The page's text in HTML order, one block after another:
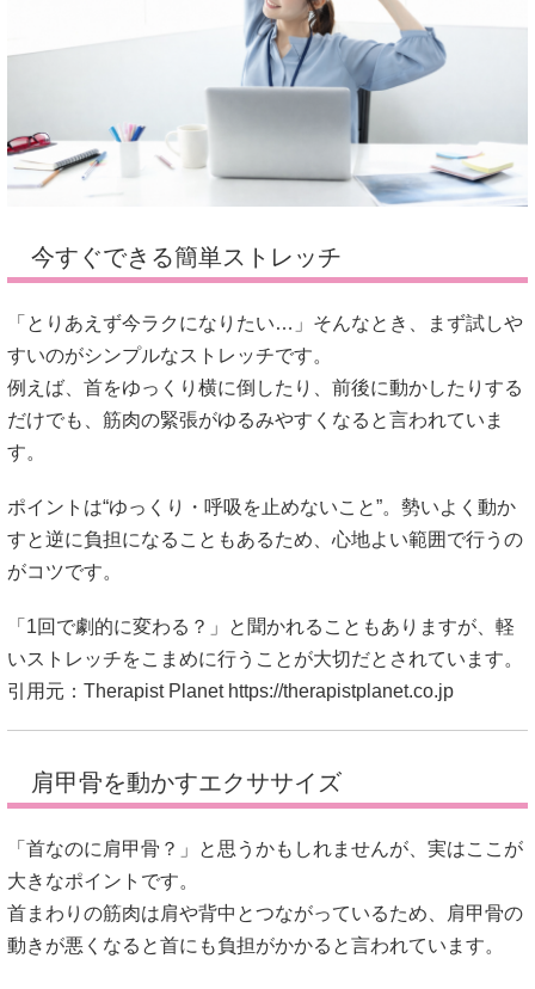
今すぐできる簡単ストレッチ
「とりあえず今ラクになりたい…」そんなとき、まず試しや
すいのがシンプルなストレッチです。
例えば、首をゆっくり横に倒したり、前後に動かしたりする
だけでも、筋肉の緊張がゆるみやすくなると言われていま
す。
ポイントは“ゆっくり・呼吸を止めないこと”。勢いよく動か
すと逆に負担になることもあるため、心地よい範囲で行うの
がコツです。
「1回で劇的に変わる？」と聞かれることもありますが、軽
いストレッチをこまめに行うことが大切だとされています。
引用元：Therapist Planet https://therapistplanet.co.jp
肩甲骨を動かすエクササイズ
「首なのに肩甲骨？」と思うかもしれませんが、実はここが
大きなポイントです。
首まわりの筋肉は肩や背中とつながっているため、肩甲骨の
動きが悪くなると首にも負担がかかると言われています。